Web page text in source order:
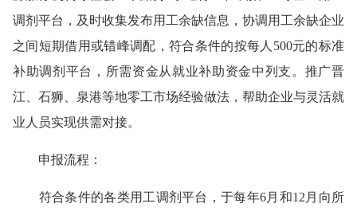
调剂平台，及时收集发布用工余缺信息，协调用工余缺企业
之间短期借用或错峰调配，符合条件的按每人500元的标准
补助调剂平台，所需资金从就业补助资金中列支。推广晋
江、石狮、泉港等地零工市场经验做法，帮助企业与灵活就
业人员实现供需对接。
申报流程：
符合条件的各类用工调剂平台，于每年6月和12月向所